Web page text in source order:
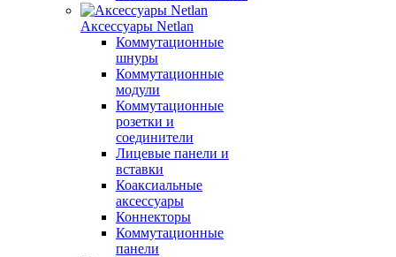
Аксессуары Netlan
Коммутационные
шнуры
Коммутационные
модули
Коммутационные
розетки и
соединители
Лицевые панели и
вставки
Коаксиальные
аксессуары
Коннекторы
Коммутационные
панели